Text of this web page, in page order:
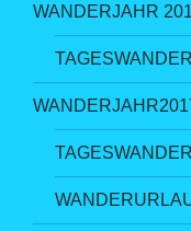
WANDERJAHR